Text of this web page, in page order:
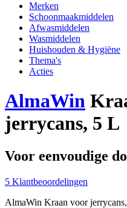
Merken
Schoonmaakmiddelen
Afwasmiddelen
Wasmiddelen
Huishouden & Hygiëne
Thema's
Acties
AlmaWin
jerrycans, 5 L
Voor eenvoudige
5 Klantbeoordelingen
AlmaWin Kraan voor